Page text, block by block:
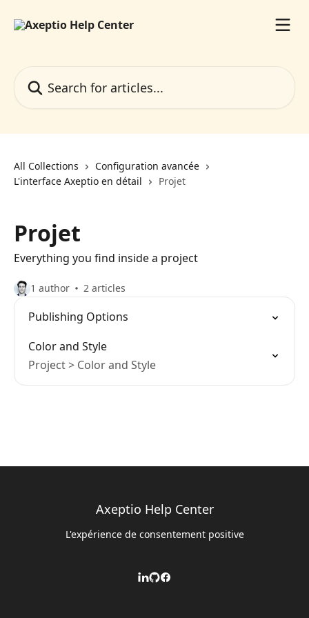
All Collections
Configuration avancée
L'interface Axeptio en détail
Projet
Projet
Everything you find inside a project
1 author 2 articles
Publishing Options
Color and Style
Project > Color and Style
Axeptio Help Center
L'expérience de consentement positive